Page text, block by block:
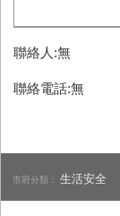
聯絡人:無
聯絡電話:無
市府分類：生活安全